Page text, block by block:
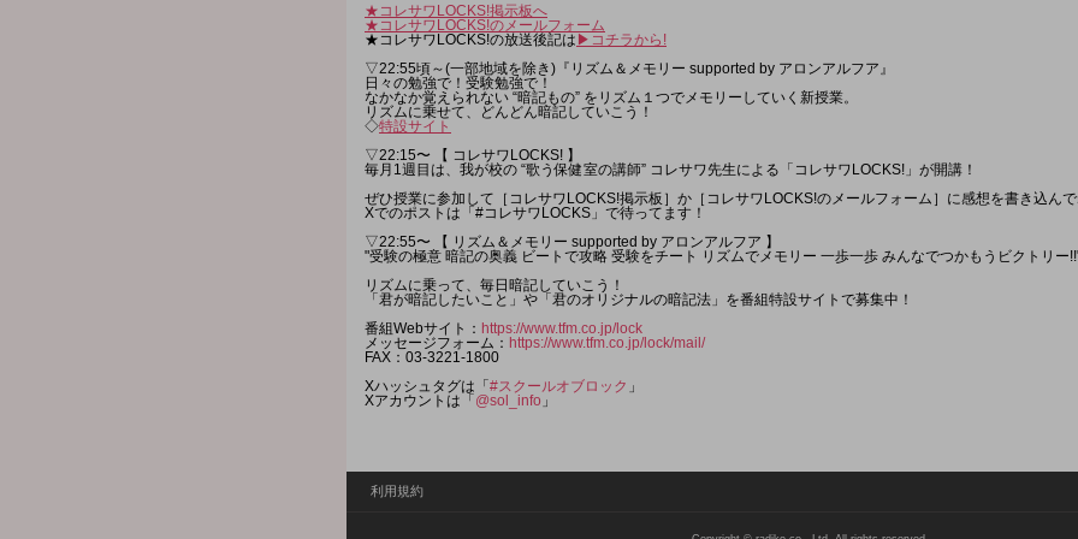
★コレサワLOCKS!掲示板へ
★コレサワLOCKS!のメールフォーム
★コレサワLOCKS!の放送後記は ▶︎コチラから!
▽22:55頃～(一部地域を除き)『リズム＆メモリー supported by アロンアルフア』
日々の勉強で！受験勉強で！
なかなか覚えられない “暗記もの” をリズム１つでメモリーしていく新授業。
リズムに乗せて、どんどん暗記していこう！
◇特設サイト
▽22:15〜 【 コレサワLOCKS! 】
毎月1週目は、我が校の “歌う保健室の講師” コレサワ先生による「コレサワLOCKS!」が開講！
ぜひ授業に参加して［コレサワLOCKS!掲示板］か［コレサワLOCKS!のメールフォーム］に感想を書き込んで
Xでのポストは「#コレサワLOCKS」で待ってます！
▽22:55〜 【 リズム＆メモリー supported by アロンアルフア 】
"受験の極意 暗記の奥義 ビートで攻略 受験をチート リズムでメモリー 一歩一歩 みんなでつかもうビクトリー
リズムに乗って、毎日暗記していこう！
「君が暗記したいこと」や「君のオリジナルの暗記法」を番組特設サイトで募集中！
番組Webサイト： https://www.tfm.co.jp/lock
メッセージフォーム： https://www.tfm.co.jp/lock/mail/
FAX：03-3221-1800
Xハッシュタグは「 #スクールオブロック 」
Xアカウントは「 @sol_info 」
利用規約